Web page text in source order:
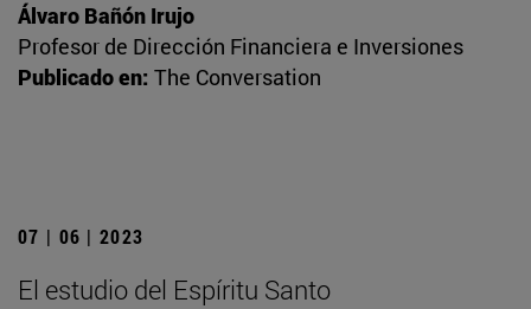
Álvaro Bañón Irujo
Profesor de Dirección Financiera e Inversiones
Publicado en: The Conversation
07 | 06 | 2023
El estudio del Espíritu Santo